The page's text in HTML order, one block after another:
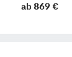
ab 869 €